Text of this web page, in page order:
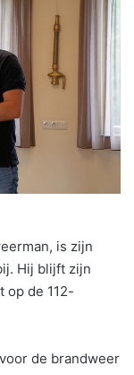
is zijn
Hij blijft zijn
op de 112-
de brandweer